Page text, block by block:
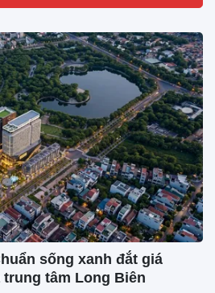
sống xanh đắt giá
tâm Long Biên